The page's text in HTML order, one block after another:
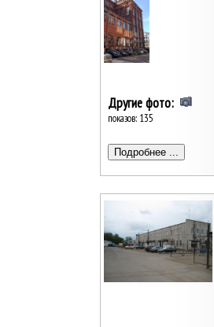
Другие фото:
показов: 135